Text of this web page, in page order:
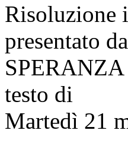
Risoluzione
presentato da
SPERANZA
testo di
Martedì 21